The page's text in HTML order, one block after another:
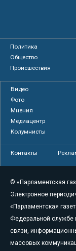
Политика
Общество
Происшествия
Видео
Фото
Мнения
Медиацентр
Колумнисты
Контакты
© «Парламентская
Электронное
«Парламентская
Федеральной службе
связи,
массовых